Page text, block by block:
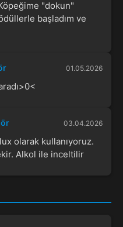
"dokun"
başladım ve
01.05.2026
03.04.2026
olarak kullanıyoruz.
Alkol ile inceltilir